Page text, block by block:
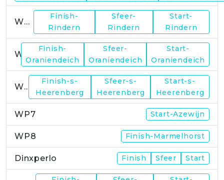
WP4
Finish-
Rindern
Sfeer-
Rindern
Start-
Rindern
Finish-
Oraniendeich
Sfeer-
Oraniendeich
Start-
Oraniendeich
WP6
Finish-s-
Heerenberg
Sfeer-s-
Heerenberg
Start-s-
Heerenberg
WP7 Start-Azewijn
WP8 Finish-Marmelhorst
Dinxperlo Finish Sfeer Start